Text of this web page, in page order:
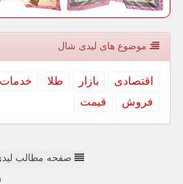
موضوع های لیدی شال
اقتصادی بازار طلا خدمات
فروش
قیمت
صفحه مطالب